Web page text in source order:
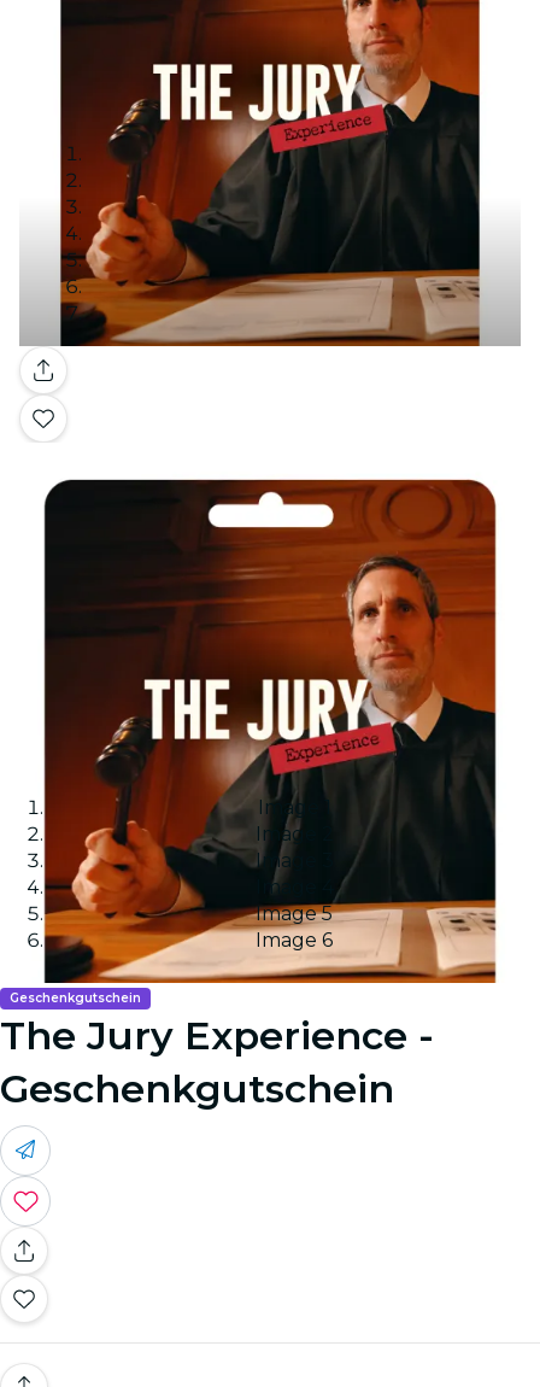
Galerie
Image 1
Image 2
Image 3
Image 4
Image 5
Image 6
Geschenkgutschein
The Jury Experience -
Geschenkgutschein